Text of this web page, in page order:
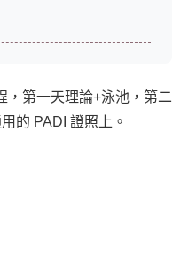
，第一天理論+泳池，第二
的 PADI 證照上。